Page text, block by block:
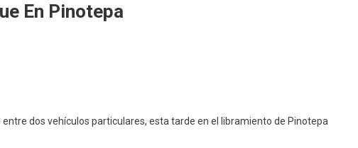
En Pinotepa
dos vehículos particulares, esta tarde en el libramiento de Pinotepa